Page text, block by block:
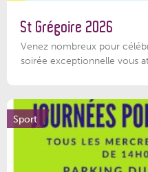
St Grégoire 2026
Venez nombreux pour
soirée exceptionnelle vous
Sport